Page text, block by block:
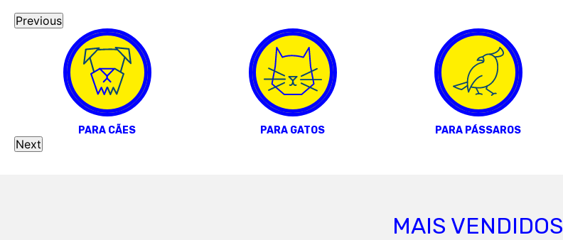
Previous
PARA CÃES PARA GATOS PARA PÁSSAROS
Next
MAIS VENDIDOS